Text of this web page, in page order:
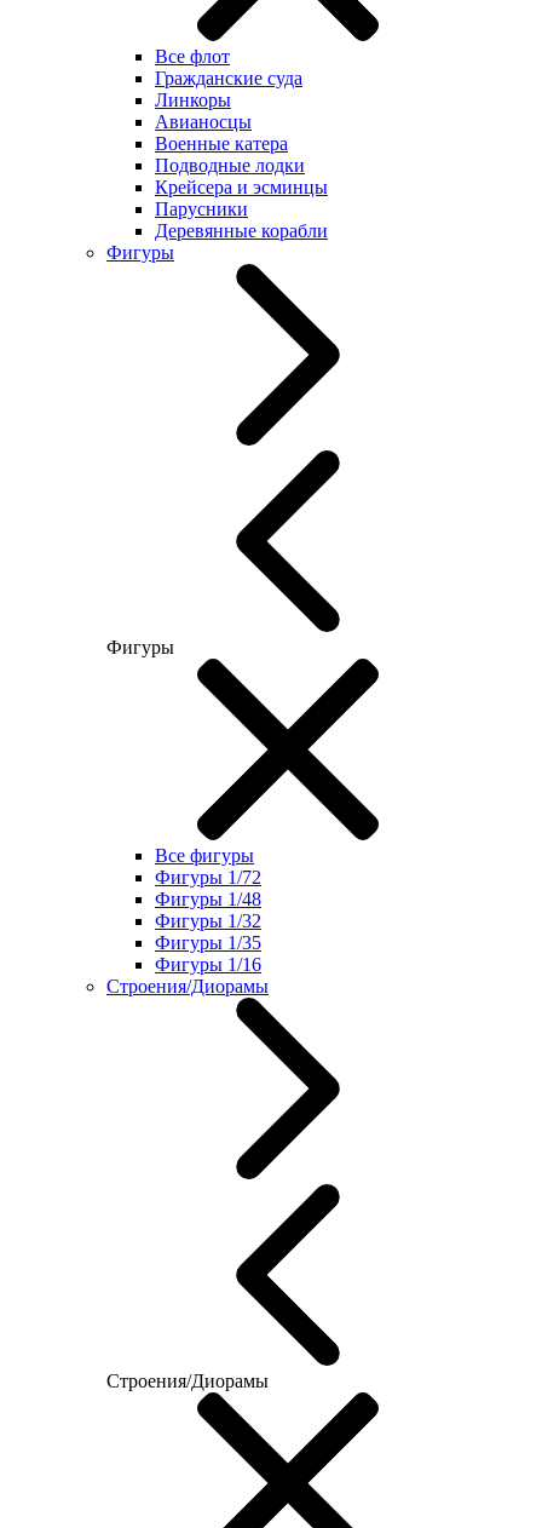
Все флот
Гражданские суда
Линкоры
Авианосцы
Военные катера
Подводные лодки
Крейсера и эсминцы
Парусники
Деревянные корабли
Фигуры
Фигуры
Все фигуры
Фигуры 1/72
Фигуры 1/48
Фигуры 1/32
Фигуры 1/35
Фигуры 1/16
Строения/Диорамы
Строения/Диорамы